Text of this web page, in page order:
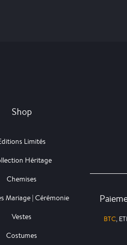
Shop
Limités
Héritage
Chemises
Mariage | Cérémonie
Vestes
Costumes
BTC,